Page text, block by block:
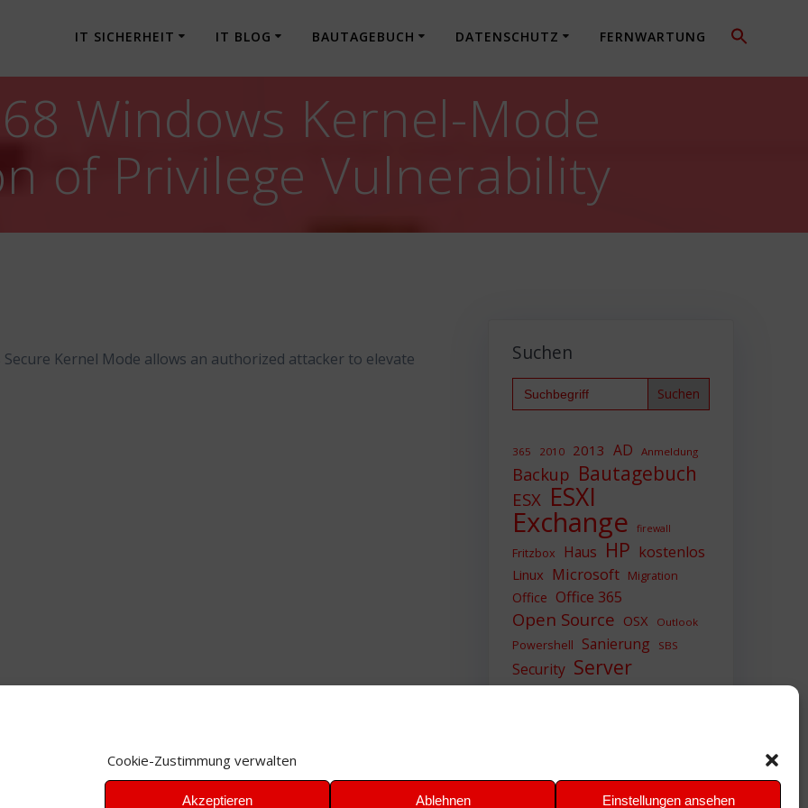
Cookie-Zustimmung verwalten
Akzeptieren Ablehnen Einstellungen ansehen
IT SICHERHEIT IT BLOG BAUTAGEBUCH DATENSCHUTZ FERNWARTUNG
Windows Kernel-Mode
of Privilege Vulnerability
Kernel Mode allows an authorized attacker to elevate
Suchen
Search
for:
365 2010 2013 AD Anmeldung
Backup Bautagebuch
ESX ESXI
Exchange firewall
Fritzbox Haus HP kostenlos
Linux Microsoft Migration
Office Office 365
Open Source OSX Outlook
Powershell Sanierung SBS
Security Server
Sicherheit SIEM
VMWare VPN WAZUH